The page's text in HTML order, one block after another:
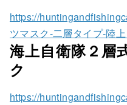
https://
ツマスク-二層タイプ-陸
海上自衛隊２層
ク
https://